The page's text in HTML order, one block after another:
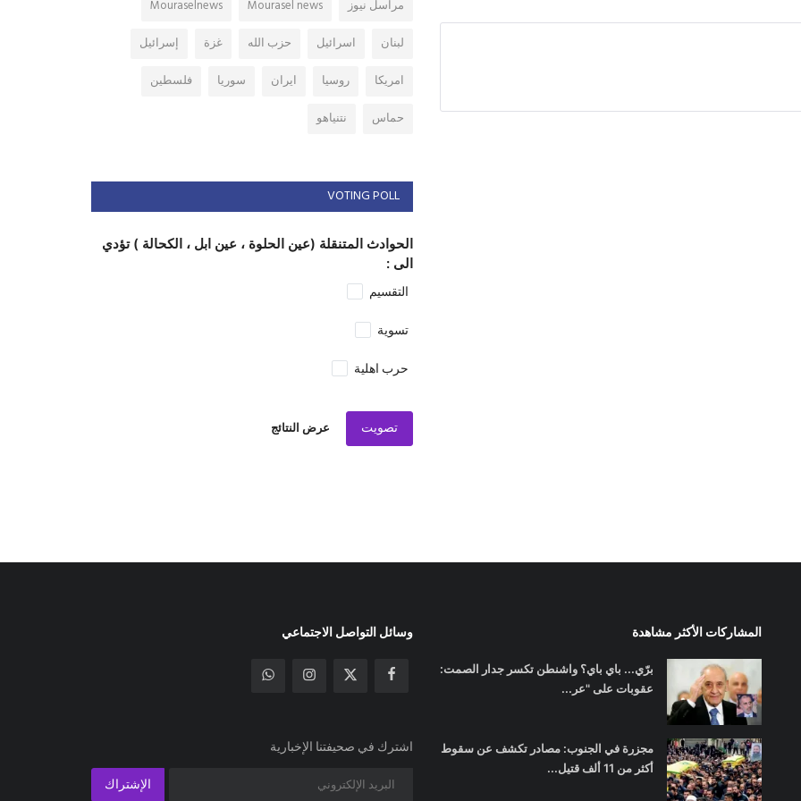
مراسل نيوز Mourasel news
Mouraselnews
لبنان
اسرائيل حزب الله غزة
إسرائيل
امريكا
روسيا ايران سوريا
فلسطين
حماس
نتنياهو
VOTING POLL
الحوادث المتنقلة (عين الحلوة ، عين ابل ، الكحالة ) تؤدي
الى :
التقسيم
تسوية
حرب اهلية
تصويت عرض النتائج
المشاركات الأكثر مشاهدة
برّي... باي باي؟ واشنطن تكسر جدار الصمت:
عقوبات على "عر...
مجزرة في الجنوب: مصادر تكشف عن سقوط
أكثر من 11 ألف قتيل...
وسائل التواصل الاجتماعي
اشترك في صحيفتنا الإخبارية
الإشتراك